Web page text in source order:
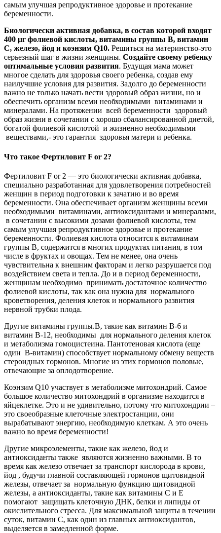
самым улучшая репродуктивное здоровье и протекание
беременности.
Биологически активная добавка, в состав которой входят
400 µг фолиевой кислоты, витамины группы В, витамин
С, железо, йод и коэнзим Q10. Решиться на материнство-это
серьезный шаг в жизни женщины. Создайте своему ребенку
оптимальные условия развития. Будущая мама может
многое сделать для здоровья своего ребенка, создав ему
наилучшие условия для развития. Задолго до беременности
важно не только начать вести здоровый образ жизни, но и
обеспечить организм всеми необходимыми витаминами и
минералами. На протяжении всей беременности здоровый
образ жизни в сочетании с хорошо сбалансированной диетой,
богатой фолиевой кислотой и жизненно необходимыми
веществами,- это гарантия здоровья матери и ребенка.
Что такое Фертиловит F or 2?
Фертиловит F or 2 — это биологически активная добавка,
специально разработанная для удовлетворения потребностей
женщин в период подготовки к зачатию и во время
беременности. Она обеспечивает организм женщины всеми
необходимыми витаминами, антиоксидантами и минералами,
в сочетании с высокими дозами фолиевой кислоты, тем
самым улучшая репродуктивное здоровье и протекание
беременности. Фолиевая кислота относится к витаминам
группы В, содержится в многих продуктах питания, в том
числе в фруктах и овощах. Тем не менее, она очень
чувствительна к внешним факторам и легко разрушается под
воздействием света и тепла. До и в период беременности,
женщинам необходимо принимать достаточное количество
фолиевой кислоты, так как она нужна для нормального
кроветворения, деления клеток и нормального развития
нервной трубки плода.
Другие витамины группы.В, такие как витамин B-6 и
витамин В-12, необходимы для нормального деления клеток
и метаболизма гомоцистеина. Пантотеновая кислота (еще
один B-витамин) способствует нормальному обмену веществ
стероидных гормонов. Многие из этих гормонов половые,
отвечающие за оплодотворение.
Коэнзим Q10 участвует в метаболизме митохондрий. Самое
большое количество митохондрий в организме находится в
яйцеклетке. Это и не удивительно, потому что митохондрии –
это своеобразные клеточные электростанции, они
вырабатывают энергию, необходимую клеткам. А это очень
важно во время беременности!
Другие микроэлементы, такие как железо, йод и
антиоксиданты также являются жизненно важными. В то
время как железо отвечает за транспорт кислорода в крови,
йод , будучи главной составляющей гормонов щитовидной
железы, отвечает за нормальную функцию щитовидной
железы, а антиоксиданты, такие как витамины С и Е
помогают защищать клеточную ДНК, белки и липиды от
окислительного стресса. Для максимальной защиты в течении
суток, витамин С, как один из главных антиоксидантов,
выделяется в замедленной форме.